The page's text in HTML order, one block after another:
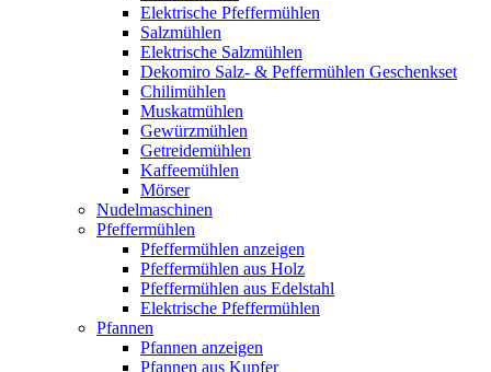
Elektrische Pfeffermühlen
Salzmühlen
Elektrische Salzmühlen
Dekomiro Salz- & Peffermühlen Geschenkset
Chilimühlen
Muskatmühlen
Gewürzmühlen
Getreidemühlen
Kaffeemühlen
Mörser
Nudelmaschinen
Pfeffermühlen
Pfeffermühlen anzeigen
Pfeffermühlen aus Holz
Pfeffermühlen aus Edelstahl
Elektrische Pfeffermühlen
Pfannen
Pfannen anzeigen
Pfannen aus Kupfer